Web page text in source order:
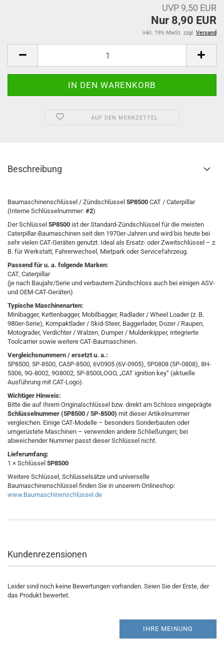
UVP 9,50 EUR
Nur 8,90 EUR
inkl. 19% MwSt. zzgl. Versand
AUF DEN MERKZETTEL
Beschreibung
Baumaschinenschlüssel / Zündschlüssel 5P8500 CAT / Caterpillar
(Interne Schlüsselnummer: #2)
Der Schlüssel 5P8500 ist der Standard-Zündschlüssel für die meisten
Caterpillar-Baumaschinen seit den 1970er-Jahren und wird bis heute bei
sehr vielen CAT-Geräten genutzt. Ideal als Ersatz- oder Zweitschlüssel – z.
B. für Werkstatt, Fahrerwechsel, Mietpark oder Servicefahrzeug.
Passend für u. a. folgende Marken:
CAT, Caterpillar
(je nach Baujahr/Serie und verbautem Zündschloss auch bei einigen ASV-
und OEM-CAT-Geräten)
Typische Maschinenarten:
Minibagger, Kettenbagger, Mobilbagger, Radlader / Wheel Loader (z. B.
980er-Serie), Kompaktlader / Skid-Steer, Baggerlader, Dozer / Raupen,
Motograder, Verdichter / Walzen, Dumper / Muldenkipper, integrierte
Toolcarrier sowie weitere CAT-Baumaschinen.
Vergleichsnummern / ersetzt u. a.:
5P8500, 5P-8500, CA5P-8500, 6V0905 (6V-0905), 5P0808 (5P-0808), 8H-
5306, 9G-8002, 9G8002, 5P-8500LOGO, „CAT ignition key“ (aktuelle
Ausführung mit CAT-Logo).
Wichtiger Hinweis:
Bitte die auf Ihrem Originalschlüssel bzw. direkt am Schloss eingeprägte
Schlüsselnummer (5P8500 / 5P-8500) mit dieser Artikelnummer
vergleichen. Einige CAT-Modelle – besonders Sonderbauten oder
umgerüstete Maschinen – verwenden andere Schließungen; bei
abweichender Nummer passt dieser Schlüssel nicht.
Lieferumfang:
1 × Schlüssel 5P8500
Weitere Schlüssel, Schlüsselsätze und universelle
Baumaschinenschlüssel finden Sie in unserem Onlineshop:
www.Baumaschinenschlüssel.de
Kundenrezensionen
Leider sind noch keine Bewertungen vorhanden. Seien Sie der Erste, der
das Produkt bewertet.
IHRE MEINUNG